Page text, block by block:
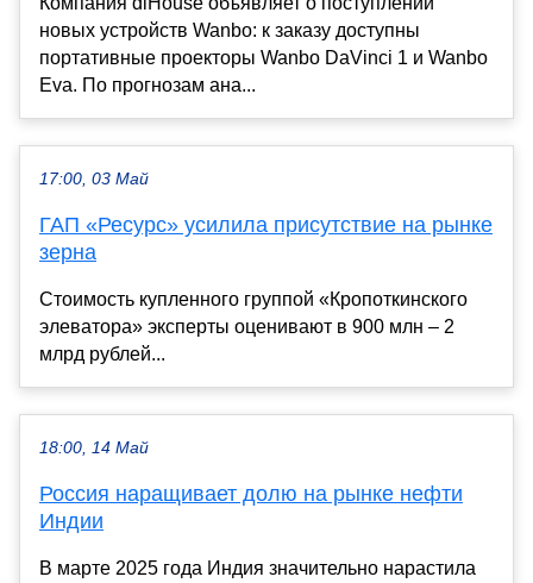
новых устройств Wanbo: к заказу доступны
портативные проекторы Wanbo DaVinci 1 и Wanbo
Eva. По прогнозам ана...
17:00, 03 Май
ГАП «Ресурс» усилила присутствие на рынке
зерна
Стоимость купленного группой «Кропоткинского
элеватора» эксперты оценивают в 900 млн – 2
млрд рублей...
18:00, 14 Май
Россия наращивает долю на рынке нефти
Индии
В марте 2025 года Индия значительно нарастила